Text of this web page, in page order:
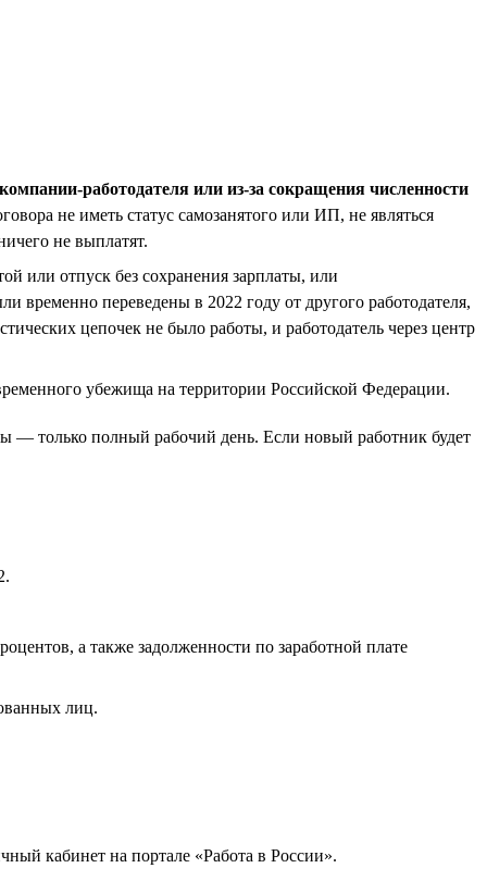
работодателя или из-за сокращения численности
не иметь статус самозанятого или ИП, не являться
не выплатят.
или отпуск без сохранения зарплаты, или
временно переведены в 2022 году от другого работодателя,
цепочек не было работы, и работодатель через центр
убежища на территории Российской Федерации.
— только полный рабочий день. Если новый работник будет
а также задолженности по заработной плате
лиц.
кабинет на портале «Работа в России».